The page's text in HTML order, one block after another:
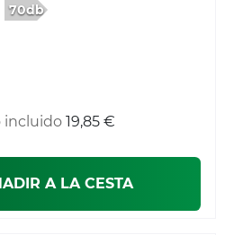
70db
incluido 19,85 €
A LA CESTA